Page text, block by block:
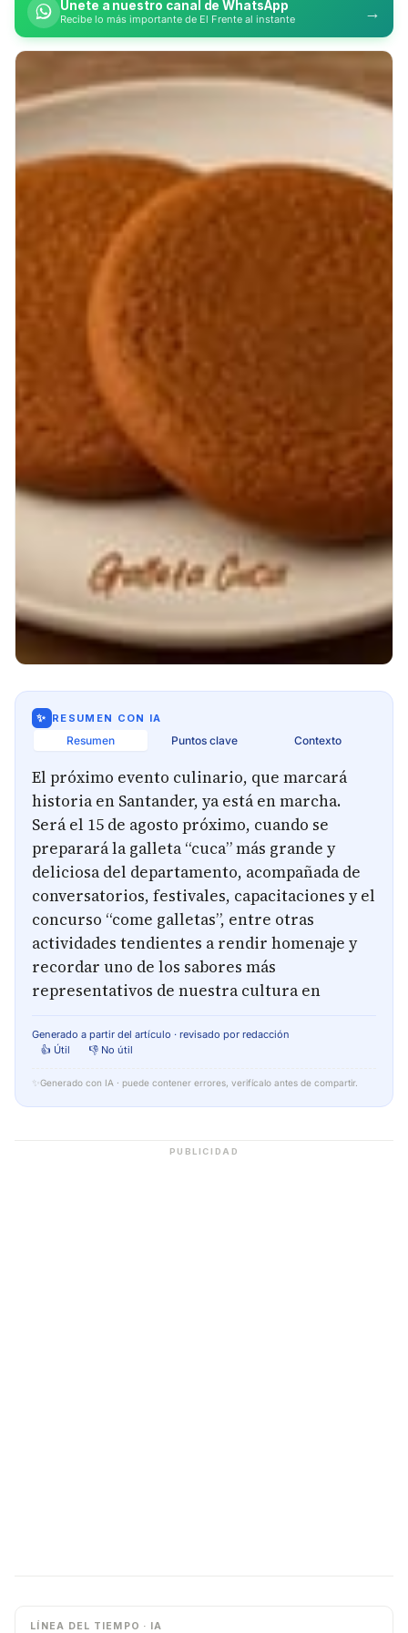
Únete a nuestro canal de WhatsApp
Recibe lo más importante de El Frente al instante →
✨ RESUMEN CON IA
Resumen Puntos clave Contexto
El próximo evento culinario, que marcará
historia en Santander, ya está en marcha.
Será el 15 de agosto próximo, cuando se
preparará la galleta “cuca” más grande y
deliciosa del departamento, acompañada de
conversatorios, festivales, capacitaciones y el
concurso “come galletas”, entre otras
actividades tendientes a rendir homenaje y
recordar uno de los sabores más
representativos de nuestra cultura en
Generado a partir del artículo · revisado por redacción
👍 Útil
👎 No útil
✨ Generado con IA · puede contener errores, verifícalo antes de compartir.
PUBLICIDAD
LÍNEA DEL TIEMPO · IA